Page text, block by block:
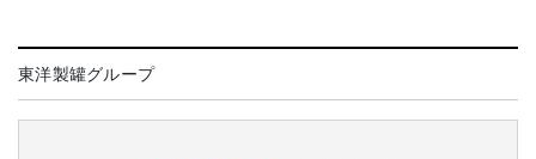
東洋製罐グループ